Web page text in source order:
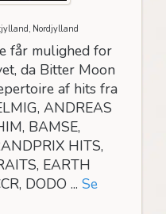
Nordjylland
får mulighed for
da Bitter Moon
af hits fra
ANDREAS
BAMSE,
HITS,
EARTH
DODO ... Se